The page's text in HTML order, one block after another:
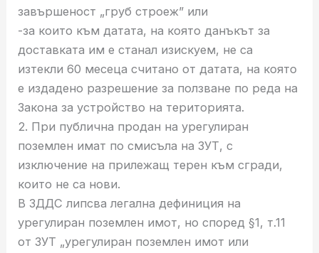
завършеност „груб строеж” или
-за които към датата, на която данъкът за
доставката им е станал изискуем, не са
изтекли 60 месеца считано от датата, на която
е издадено разрешение за ползване по реда на
Закона за устройство на територията.
2. При публична продан на урегулиран
поземлен имат по смисъла на ЗУТ, с
изключение на прилежащ терен към сгради,
които не са нови.
В ЗДДС липсва легална дефиниция на
урегулиран поземлен имот, но според §1, т.11
от ЗУТ „урегулиран поземлен имот или